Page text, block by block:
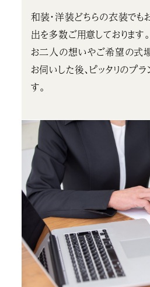
和装・洋装どちらの衣装でも
出を多数ご用意しております。
お二人の想いやご希望の式
お伺いした後、ピッタリのプ
す。